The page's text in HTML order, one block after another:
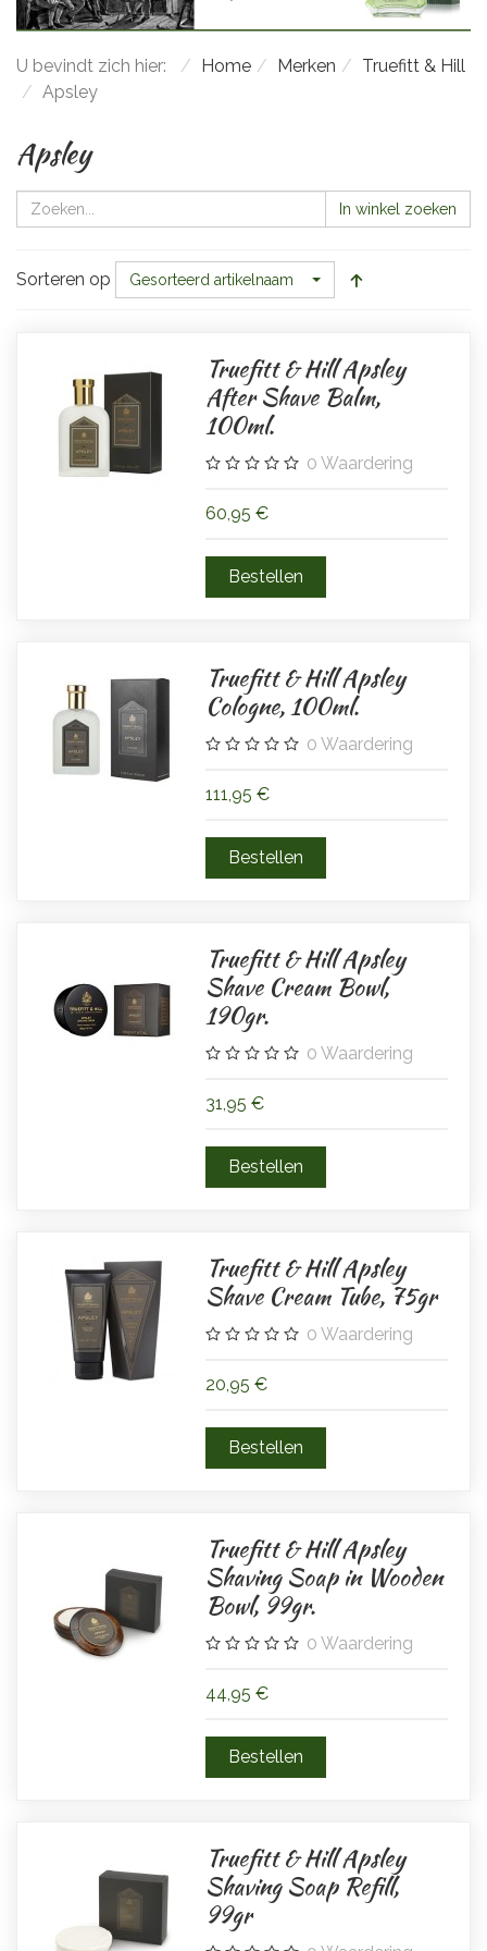
U bevindt zich hier: Home Merken
Truefitt & Hill
Apsley
Apsley
In winkel zoeken
Sorteren op Gesorteerd artikelnaam
Truefitt & Hill Apsley
After Shave Balm,
100ml.
0 Waardering
60,95 €
Truefitt & Hill Apsley
Cologne, 100ml.
0 Waardering
111,95 €
Truefitt & Hill Apsley
Shave Cream Bowl,
190gr.
0 Waardering
31,95 €
Truefitt & Hill Apsley
Shave Cream Tube, 75gr
0 Waardering
20,95 €
Truefitt & Hill Apsley
Shaving Soap in Wooden
Bowl, 99gr.
0 Waardering
44,95 €
Truefitt & Hill Apsley
Shaving Soap Refill,
99gr